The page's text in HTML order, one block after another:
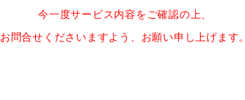
今一度サービス内容をご確認の上、
お問合せくださいますよう、お願い申し上げます。